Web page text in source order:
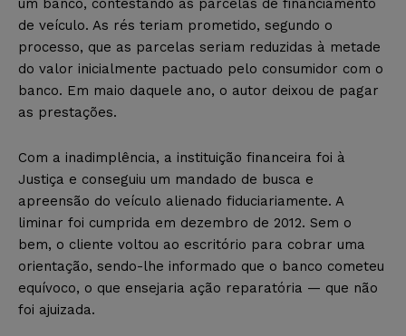
um banco, contestando as parcelas de financiamento
de veículo. As rés teriam prometido, segundo o
processo, que as parcelas seriam reduzidas à metade
do valor inicialmente pactuado pelo consumidor com o
banco. Em maio daquele ano, o autor deixou de pagar
as prestações.
Com a inadimplência, a instituição financeira foi à
Justiça e conseguiu um mandado de busca e
apreensão do veículo alienado fiduciariamente. A
liminar foi cumprida em dezembro de 2012. Sem o
bem, o cliente voltou ao escritório para cobrar uma
orientação, sendo-lhe informado que o banco cometeu
equívoco, o que ensejaria ação reparatória — que não
foi ajuizada.